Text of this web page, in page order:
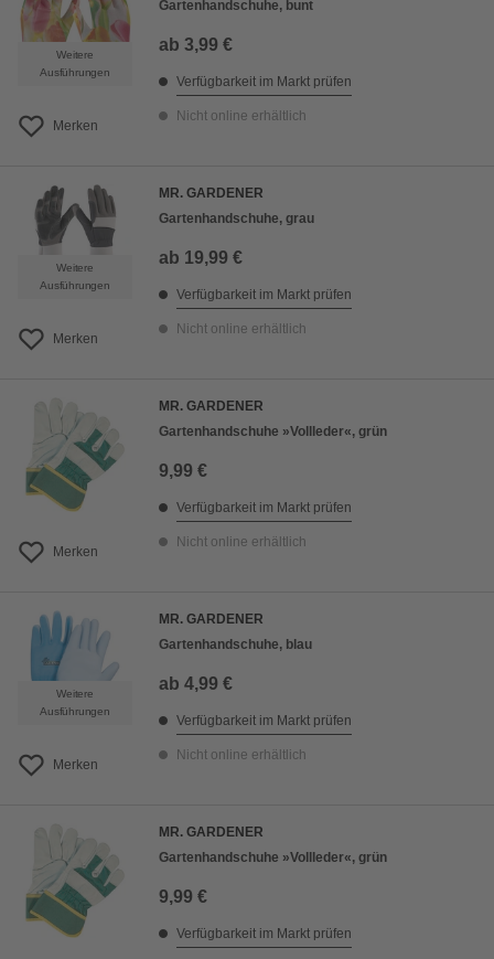
Weitere
Ausführungen
Merken
Gartenhandschuhe, bunt
ab 3,99 €
Verfügbarkeit im Markt prüfen
Nicht online erhältlich
Weitere
Ausführungen
Merken
MR. GARDENER
Gartenhandschuhe, grau
ab 19,99 €
Verfügbarkeit im Markt prüfen
Nicht online erhältlich
Merken
MR. GARDENER
Gartenhandschuhe »Vollleder«, grün
9,99 €
Verfügbarkeit im Markt prüfen
Nicht online erhältlich
Weitere
Ausführungen
Merken
MR. GARDENER
Gartenhandschuhe, blau
ab 4,99 €
Verfügbarkeit im Markt prüfen
Nicht online erhältlich
MR. GARDENER
Gartenhandschuhe »Vollleder«, grün
9,99 €
Verfügbarkeit im Markt prüfen